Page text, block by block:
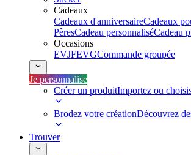
Cadeaux
Cadeaux d'anniversaireCadeaux
PèresCadeau personnaliséCadeau
Occasions
EVJFEVGCommande groupée
Je personnalise
Créer un produitImportez ou
Brodez votre créationDécouvrez
Trouver